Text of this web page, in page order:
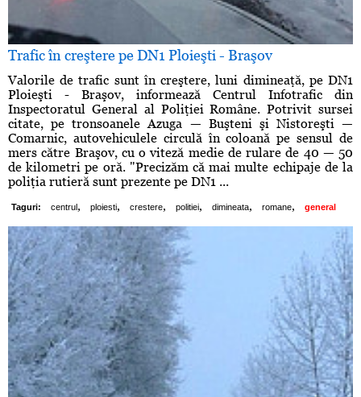
Trafic în creştere pe DN1 Ploieşti - Braşov
Valorile de trafic sunt în creştere, luni dimineaţă, pe DN1
Ploieşti - Braşov, informează Centrul Infotrafic din
Inspectoratul General al Poliţiei Române. Potrivit sursei
citate, pe tronsoanele Azuga — Buşteni şi Nistoreşti —
Comarnic, autovehiculele circulă în coloană pe sensul de
mers către Braşov, cu o viteză medie de rulare de 40 — 50
de kilometri pe oră. "Precizăm că mai multe echipaje de la
poliţia rutieră sunt prezente pe DN1 ...
Taguri: centrul , ploiesti, crestere, politiei, dimineata, romane, general